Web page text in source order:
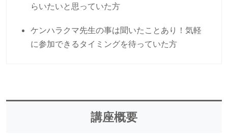
らいたいと思っていた方
ケンハラクマ先生の事は聞いたことあり！気軽
に参加できるタイミングを待っていた方
講座概要